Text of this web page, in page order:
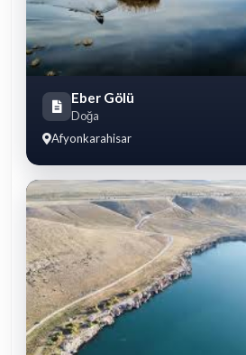
Eber Gölü
Doğa
Afyonkarahisar